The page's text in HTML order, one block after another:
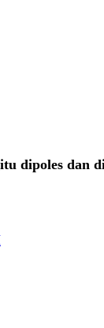
dipoles dan